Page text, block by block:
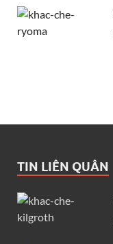
TIN LIÊN QUÂN